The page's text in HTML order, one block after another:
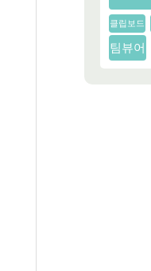
클립보드
팀뷰어